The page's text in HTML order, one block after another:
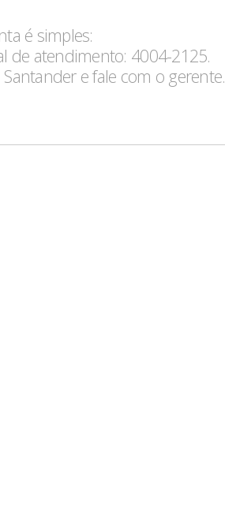
é simples:
de atendimento: 4004-2125.
e fale com o gerente.